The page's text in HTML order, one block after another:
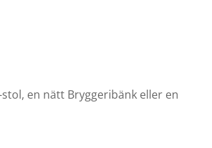
en nätt Bryggeribänk eller en